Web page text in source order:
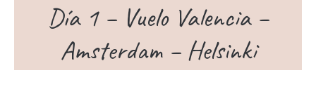
Día 1 – Vuelo Valencia –
Amsterdam – Helsinki